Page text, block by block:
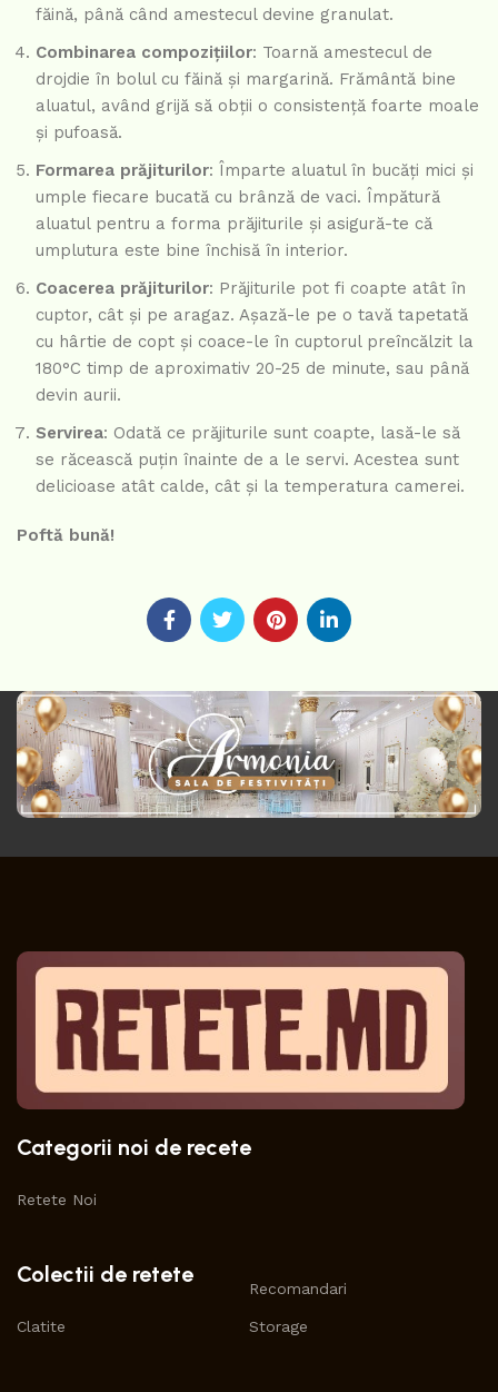
făină, până când amestecul devine granulat.
Combinarea compozițiilor: Toarnă amestecul de
drojdie în bolul cu făină și margarină. Frământă bine
aluatul, având grijă să obții o consistență foarte moale
și pufoasă.
Formarea prăjiturilor: Împarte aluatul în bucăți mici și
umple fiecare bucată cu brânză de vaci. Împătură
aluatul pentru a forma prăjiturile și asigură-te că
umplutura este bine închisă în interior.
Coacerea prăjiturilor: Prăjiturile pot fi coapte atât în
cuptor, cât și pe aragaz. Așază-le pe o tavă tapetată
cu hârtie de copt și coace-le în cuptorul preîncălzit la
180°C timp de aproximativ 20-25 de minute, sau până
devin aurii.
Servirea: Odată ce prăjiturile sunt coapte, lasă-le să
se răcească puțin înainte de a le servi. Acestea sunt
delicioase atât calde, cât și la temperatura camerei.
Poftă bună!
Categorii noi de recete
Retete Noi
Colectii de retete
Clatite
Recomandari
Storage